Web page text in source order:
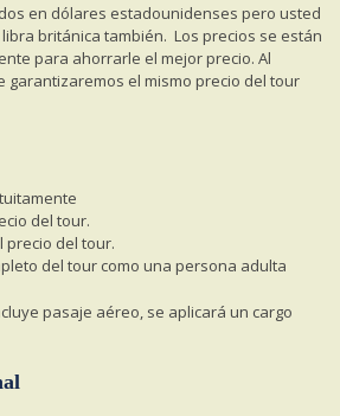
en dólares estadounidenses pero usted
británica también. Los precios se están
para ahorrarle el mejor precio. Al
garantizaremos el mismo precio del tour
del tour.
precio del tour.
del tour como una persona adulta
pasaje aéreo, se aplicará un cargo